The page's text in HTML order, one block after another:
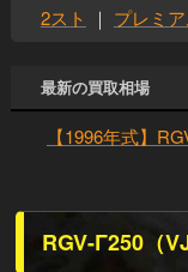
2スト ｜ プレミ
最新の買取相場
【1996年式】
RGV-Γ250（